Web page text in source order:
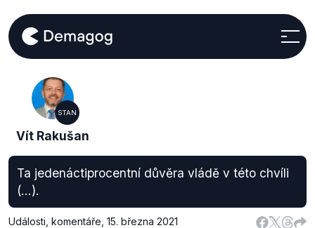
STAN
Vít Rakušan
Ta jedenáctiprocentní důvěra vládě v této chvíli
(…).
Události, komentáře 15. března 2021